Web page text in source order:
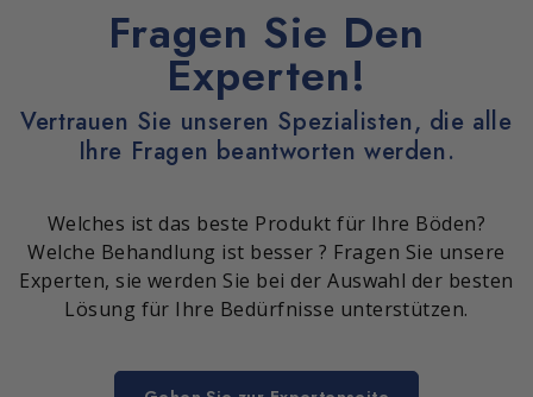
Fragen Sie Den
Experten!
Vertrauen Sie unseren Spezialisten, die alle
Ihre Fragen beantworten werden.
Welches ist das beste Produkt für Ihre Böden?
Welche Behandlung ist besser ? Fragen Sie unsere
Experten, sie werden Sie bei der Auswahl der besten
Lösung für Ihre Bedürfnisse unterstützen.